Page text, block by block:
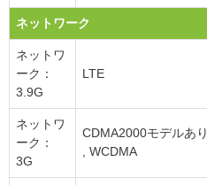
ネットワーク
ネットワ
ーク：
3.9G
LTE
ネットワ
ーク：
3G
CDMA2000モデルあり
, WCDMA